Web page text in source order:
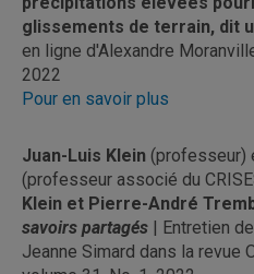
glissements de terrain, dit
en ligne d'Alexandre
2022
Pour en savoir plus
Juan-Luis Klein (professeur)
(professeur associé du
Klein et Pierre-André
savoirs partagés | Entretien
Jeanne Simard dans la revue